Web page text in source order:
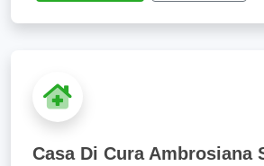
Casa Di Cura Ambrosiana